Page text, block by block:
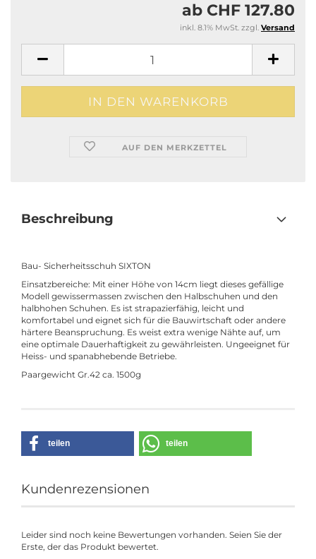
ab CHF 127.80
inkl. 8.1% MwSt. zzgl. Versand
AUF DEN MERKZETTEL
Beschreibung
Bau- Sicherheitsschuh SIXTON
Einsatzbereiche: Mit einer Höhe von 14cm liegt dieses gefällige
Modell gewissermassen zwischen den Halbschuhen und den
halbhohen Schuhen. Es ist strapazierfähig, leicht und
komfortabel und eignet sich für die Bauwirtschaft oder andere
härtere Beanspruchung. Es weist extra wenige Nähte auf, um
eine optimale Dauerhaftigkeit zu gewährleisten. Ungeeignet für
Heiss- und spanabhebende Betriebe.
Paargewicht Gr.42 ca. 1500g
teilen teilen
Kundenrezensionen
Leider sind noch keine Bewertungen vorhanden. Seien Sie der
Erste, der das Produkt bewertet.